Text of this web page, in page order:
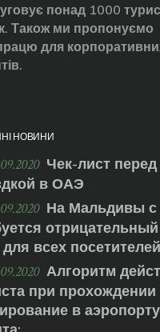
понад 1000
Також ми пропонуємо
для
НОВИНИ
Чек-лист перед
в ОАЭ
На Мальдивы с
для всех посетителей
Алгоритм
при
в аэропорту